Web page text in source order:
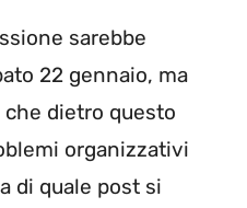
sarebbe
22 gennaio, ma
dietro questo
organizzativi
di quale post si